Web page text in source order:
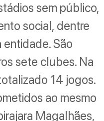
sem público,
social, dentre
São
sete clubes. Na
14 jogos.
ao mesmo
Magalhães,